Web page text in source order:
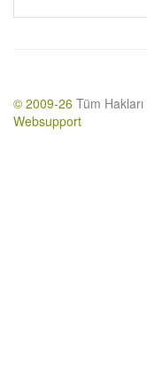
© 2009-26 Tüm Hakları
Websupport